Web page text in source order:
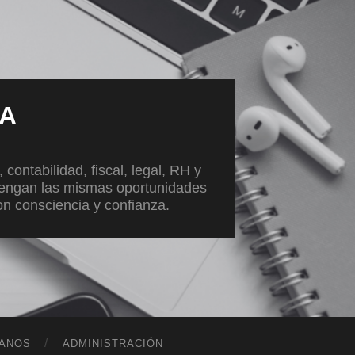
contabilidad, fiscal, legal, RH y
las mismas oportunidades
consciencia y confianza.
ADMINISTRACIÓN